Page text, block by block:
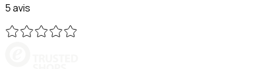
5 avis